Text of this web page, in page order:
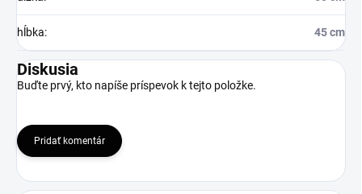
hĺbka: 45 cm
Diskusia
Buďte prvý, kto napíše príspevok k tejto položke.
Pridať komentár